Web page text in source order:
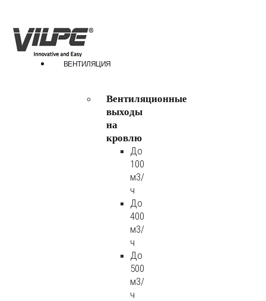
ВЕНТИЛЯЦИЯ
Вентиляционные
выходы
на
кровлю
До
100
м3/
ч
До
400
м3/
ч
До
500
м3/
ч